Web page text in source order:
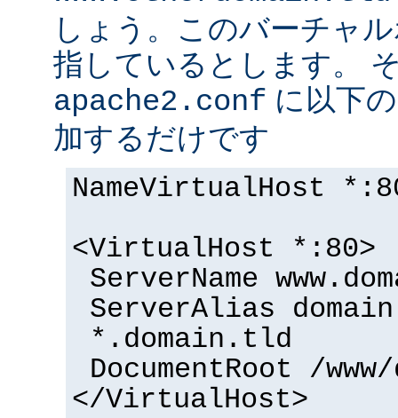
しょう。このバーチャ
指しているとします。
apache2.conf に以下
加するだけです
NameVirtualHost
<VirtualHost *:80>
ServerName
ServerAlias
*.domain.tld
DocumentRoot /
</VirtualHost>